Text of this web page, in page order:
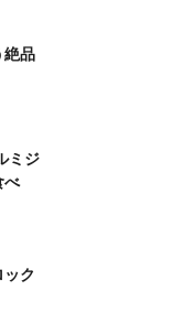
絶品
ミジ
べ
ク